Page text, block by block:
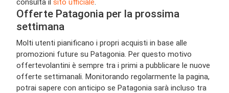
Offerte Patagonia per la prossima
settimana
Molti utenti pianificano i propri acquisti in base alle
promozioni future su Patagonia. Per questo motivo
offertevolantini è sempre tra i primi a pubblicare le nuove
offerte settimanali. Monitorando regolarmente la pagina,
potrai sapere con anticipo se Patagonia sarà incluso tra